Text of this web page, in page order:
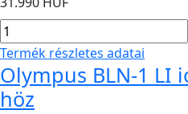
Termék részletes adatai
Olympus BLN-1 LI
höz